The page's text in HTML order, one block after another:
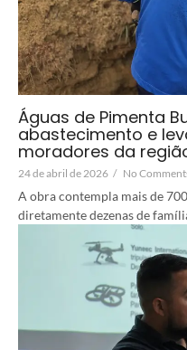
Águas de Pimenta
abastecimento e
moradores da
24 de abril de 2026 / No
A obra contempla mais de
diretamente dezenas de